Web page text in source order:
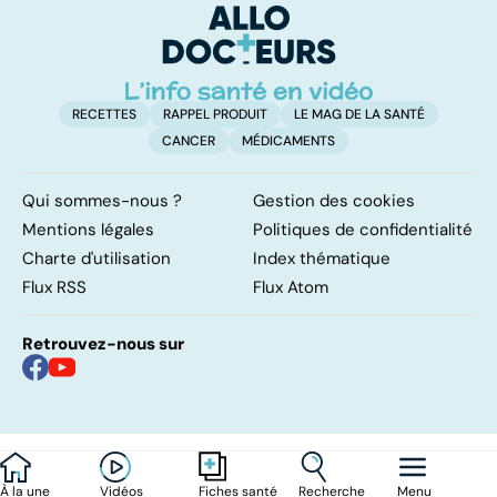
À la une Vidéos Fiches santé Recherche Menu
d'angine ?
RECETTES RAPPEL PRODUIT
LE MAG DE LA SANTÉ
CANCER
MÉDICAMENTS
Qui sommes-nous ?
Gestion des cookies
Mentions légales
Politiques de confidentialité
Charte d'utilisation
Index thématique
Flux RSS
Flux Atom
Retrouvez-nous sur